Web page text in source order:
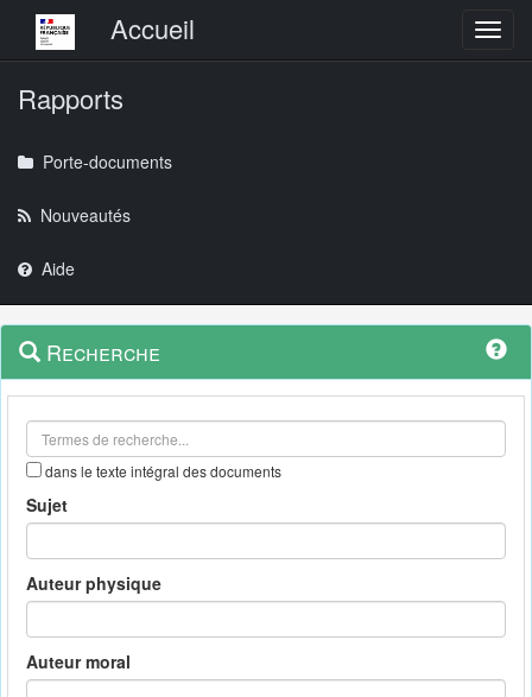
Menu principalAccueil
Rapports
Porte-documents
Nouveautés
Aide
Navigation
outils
Menu
contextuel
Recherche
dans le texte intégral des documents
Sujet
Auteur physique
Auteur moral